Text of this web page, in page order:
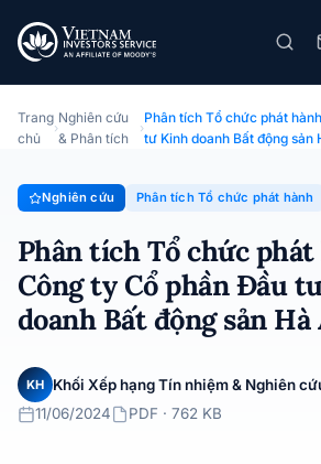
Chuyên đề · Phân tích Tổ chức phát hành
Trang
chủ
›
Nghiên cứu
& Phân tích
›
Phân tích Tổ chức phát
tư Kinh doanh Bất động sản
Nghiên cứu Phân tích Tổ chức phát hành
Phân tích Tổ chức
Công ty Cổ phần Đầu
doanh Bất động sản
KH
Khối Xếp hạng Tín nhiệm & Nghiên
11/06/2024
PDF · 762 KB